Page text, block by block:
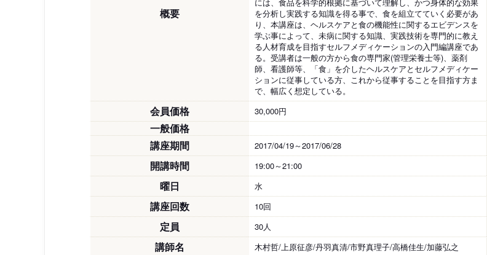
概要
には、食品を科学的根拠に基づいて理解し、かつ身体的な効果
を分析し実践する知識を得る事で、食を組立てていく必要があ
り、本講座は、ヘルスケアと食の機能性に関するエビデンスを
学ぶ事によって、未病に関する知識、実践技術を専門的に教え
る人材育成を目指すセルフメディケーションの入門編講座であ
る。受講者は一般の方から食の専門家(管理栄養士等)、薬剤
師、看護師等、「食」を介したヘルスケアとセルフメディケー
ションに従事している方、これから従事することを目指す方ま
で、幅広く想定している。
会員価格 30,000円
一般価格
講座期間
2017/04/19～2017/06/28
開講時間 19:00～21:00
曜日 水
講座回数 10回
定員 30人
講師名 木村哲/上原征彦/丹羽真清/市野真理子/高橋佳生/加藤弘之